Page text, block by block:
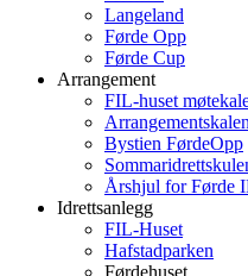
Langeland
Førde Opp
Førde Cup
Arrangement
FIL-huset
Bystien FørdeOpp
Årshjul for Førde
Idrettsanlegg
FIL-Huset
Hafstadparken
Førdehuset